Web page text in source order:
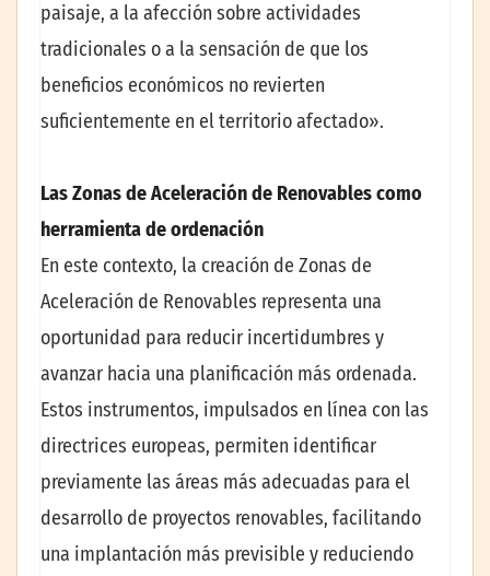
paisaje, a la afección sobre actividades
tradicionales o a la sensación de que los
beneficios económicos no revierten
suficientemente en el territorio afectado».
Las Zonas de Aceleración de Renovables como
herramienta de ordenación
En este contexto, la creación de Zonas de
Aceleración de Renovables representa una
oportunidad para reducir incertidumbres y
avanzar hacia una planificación más ordenada.
Estos instrumentos, impulsados en línea con las
directrices europeas, permiten identificar
previamente las áreas más adecuadas para el
desarrollo de proyectos renovables, facilitando
una implantación más previsible y reduciendo